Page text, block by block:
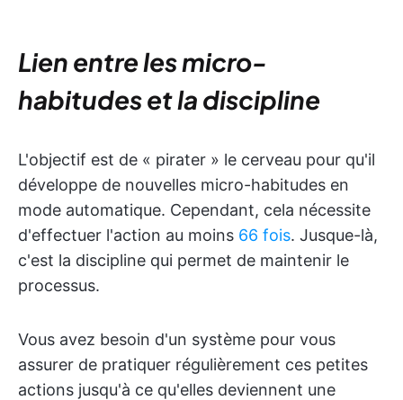
Lien entre les micro-
habitudes et la discipline
L'objectif est de « pirater » le cerveau pour qu'il
développe de nouvelles micro-habitudes en
mode automatique. Cependant, cela nécessite
d'effectuer l'action au moins 66 fois. Jusque-là,
c'est la discipline qui permet de maintenir le
processus.
Vous avez besoin d'un système pour vous
assurer de pratiquer régulièrement ces petites
actions jusqu'à ce qu'elles deviennent une